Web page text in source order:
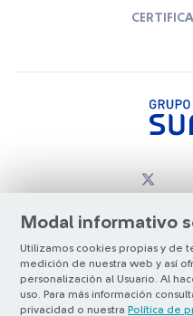
Modal informativo
Utilizamos cookies propias y de
medición de nuestra web y así
personalización al Usuario. Al
uso. Para más información
privacidad o nuestra Política de
© Copyright